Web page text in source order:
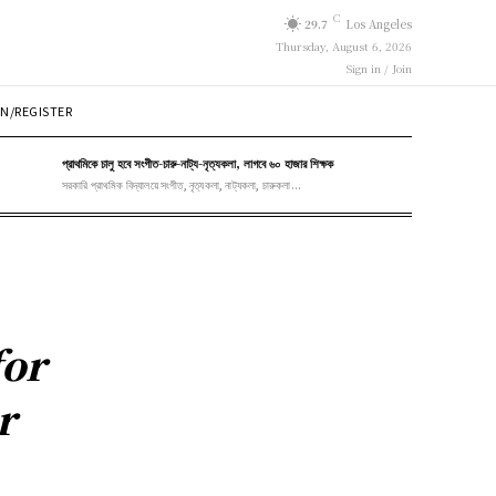
29.7 C Los Angeles
Thursday, August 6, 2026
Sign in / Join
REGISTER
প্রাথমিকে চালু হবে সংগীত-চারু-নাট্য-নৃত্যকলা, লাগবে ৬০ হাজার শিক্ষক
সরকারি প্রাথমিক বিদ্যালয়ে সংগীত, নৃত্যকলা, নাট্যকলা, চারুকলা...